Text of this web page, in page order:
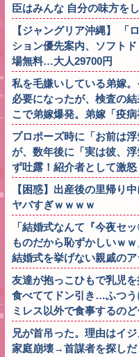
臣はみんな 自分の味方を
【ジャングリア沖縄】 「
ション優先案内、ソフト
場無料…大人29700円
私を毛嫌いしている弟嫁
必要になったが、検査の
こで弟嫁爆発。弟嫁「疫
プロポーズ時に「お前は
が、数年後に「実は彼、
ず吐露！紹介者として激怒
【困惑】出産後の里帰り
ヤバすぎｗｗｗｗ
「結婚式なんて『今夜セ
ものだから恥ずかしいｗ
結婚式を挙げない親戚の
友達が抱っこひもで乳児
食べててドン引き…ふつう
ミレス以外で食事するのど
兄が首吊った。理由はイ
家庭崩壊→首謀者を探し